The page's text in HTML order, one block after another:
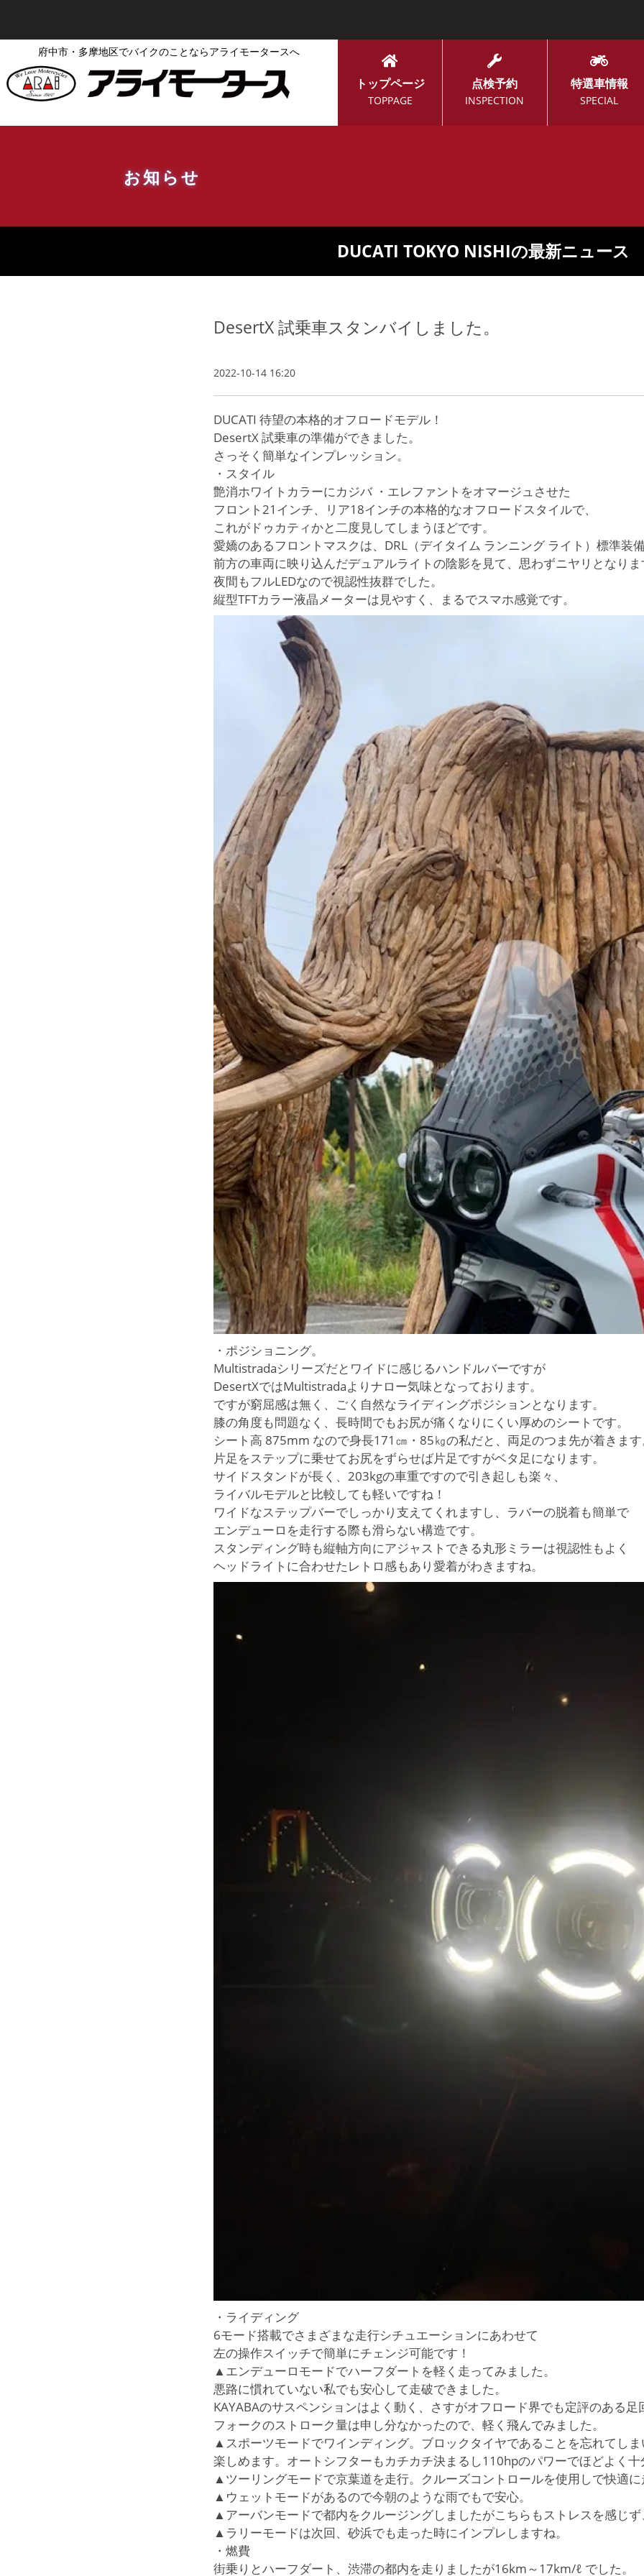
府中市・多摩地区でバイクのことならアライモータースへ
トップページ
TOPPAGE
点検予約
INSPECTION
特選車情報
SPECIAL
お知らせ
DUCATI TOKYO NISHIの最新ニュース
DesertX 試乗車スタンバイしました。
2022-10-14 16:20
DUCATI 待望の本格的オフロードモデル！
DesertX 試乗車の準備ができました。
さっそく簡単なインプレッション。
・スタイル
艶消ホワイトカラーにカジバ ・エレファントをオマージュさせた
フロント21インチ、リア18インチの本格的なオフロードスタイルで、
これがドゥカティかと二度見してしまうほどです。
愛嬌のあるフロントマスクは、DRL（デイタイム ランニング ライト）標準装
前方の車両に映り込んだデュアルライトの陰影を見て、思わずニヤリとなり
夜間もフルLEDなので視認性抜群でした。
縦型TFTカラー液晶メーターは見やすく、まるでスマホ感覚です。
・ポジショニング。
Multistradaシリーズだとワイドに感じるハンドルバーですが
DesertXではMultistradaよりナロー気味となっております。
ですが窮屈感は無く、ごく自然なライディングポジションとなります。
膝の角度も問題なく、長時間でもお尻が痛くなりにくい厚めのシートです。
シート高 875mm なので身長171㎝・85㎏の私だと、両足のつま先が着きま
片足をステップに乗せてお尻をずらせば片足ですがベタ足になります。
サイドスタンドが長く、203kgの車重ですので引き起しも楽々、
ライバルモデルと比較しても軽いですね！
ワイドなステップバーでしっかり支えてくれますし、ラバーの脱着も簡単で
エンデューロを走行する際も滑らない構造です。
スタンディング時も縦軸方向にアジャストできる丸形ミラーは視認性もよく
ヘッドライトに合わせたレトロ感もあり愛着がわきますね。
・ライディング
6モード搭載でさまざまな走行シチュエーションにあわせて
左の操作スイッチで簡単にチェンジ可能です！
▲エンデューロモードでハーフダートを軽く走ってみました。
悪路に慣れていない私でも安心して走破できました。
KAYABAのサスペンションはよく動く、さすがオフロード界でも定評のある足
フォークのストローク量は申し分なかったので、軽く飛んでみました。
▲スポーツモードでワインディング。ブロックタイヤであることを忘れてし
楽しめます。オートシフターもカチカチ決まるし110hpのパワーでほどよく
▲ツーリングモードで京葉道を走行。クルーズコントロールを使用しで快適
▲ウェットモードがあるので今朝のような雨でもで安心。
▲アーバンモードで都内をクルージングしましたがこちらもストレスを感じ
▲ラリーモードは次回、砂浜でも走った時にインプレしますね。
・燃費
街乗りとハーフダート、渋滞の都内を走りましたが16km～17km/ℓ でした。